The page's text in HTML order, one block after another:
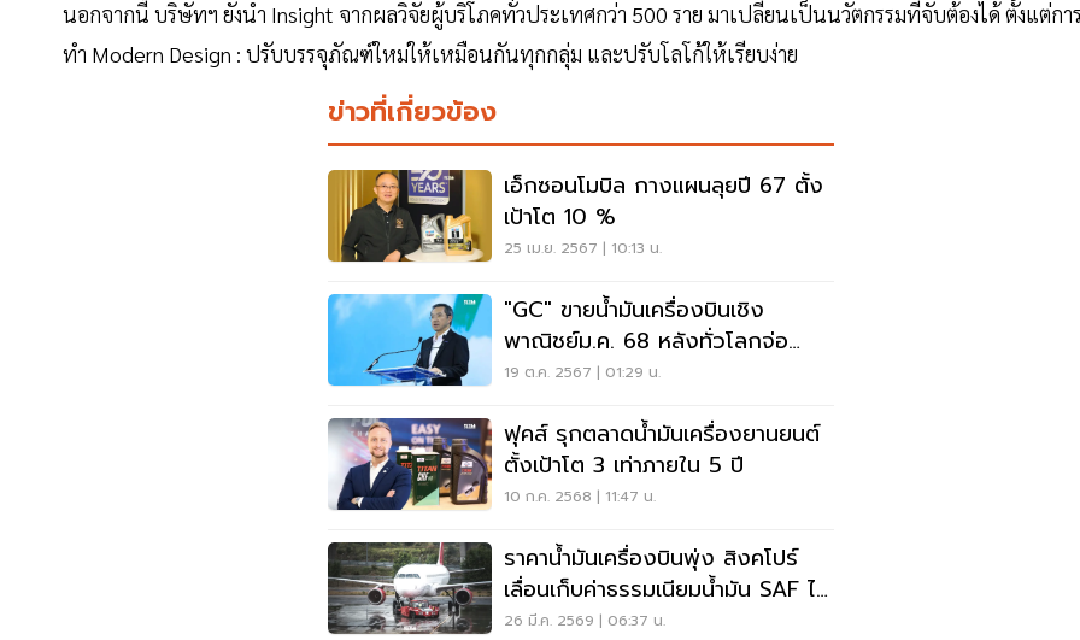
นอกจากนี้ บริษัทฯ ยังนำ Insight จากผลวิจัยผู้บริโภคทั่วประเทศกว่า 500 ราย มาเปลี่ยนเป็นนวัตกรรมที่จับต้องได้ ตั้งแต่กา
ทำ Modern Design : ปรับบรรจุภัณฑ์ใหม่ให้เหมือนกันทุกกลุ่ม และปรับโลโก้ให้เรียบง่าย
ข่าวที่เกี่ยวข้อง
เอ็กซอนโมบิล กางแผนลุยปี 67 ตั้ง
เป้าโต 10 %
25 เม.ย. 2567 | 10:13 น.
"GC" ขายน้ำมันเครื่องบินเชิง
พาณิชย์ม.ค. 68 หลังทั่วโลกจ่อ
บังคับใช้ "SAF"
19 ต.ค. 2567 | 01:29 น.
ฟุคส์ รุกตลาดน้ำมันเครื่องยานยนต์
ตั้งเป้าโต 3 เท่าภายใน 5 ปี
10 ก.ค. 2568 | 11:47 น.
ราคาน้ำมันเครื่องบินพุ่ง สิงคโปร์
เลื่อนเก็บค่าธรรมเนียมน้ำมัน SAF ไป
เป็นสิ้นปีนี้
26 มี.ค. 2569 | 06:37 น.